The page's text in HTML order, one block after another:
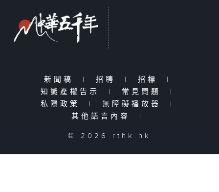
新聞稿 | 招聘 | 招標
|
知識產權告示
| 常見問題
|
私隱政策
| 無障礙播放器
|
其他語言內容
|
© 2026 rthk.hk